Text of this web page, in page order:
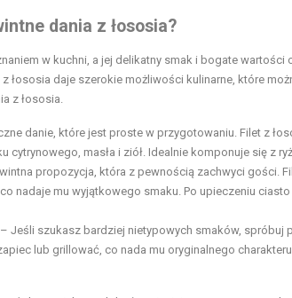
dania z łososia?
w kuchni, a jej delikatny smak i bogate wartości
łososia daje szerokie możliwości kulinarne, które
z łososia.
danie, które jest proste w przygotowaniu. Filet z
cytrynowego, masła i ziół. Idealnie komponuje się z
propozycja, która z pewnością zachwyci gości.
nadaje mu wyjątkowego smaku. Po upieczeniu
– Jeśli szukasz bardziej nietypowych smaków, spróbuj
lub grillować, co nada mu oryginalnego